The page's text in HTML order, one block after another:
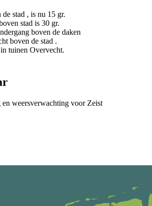
weersverwachting voor Zeist